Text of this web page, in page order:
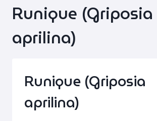
Runique (Griposia
aprilina)
Runique (Griposia
aprilina)